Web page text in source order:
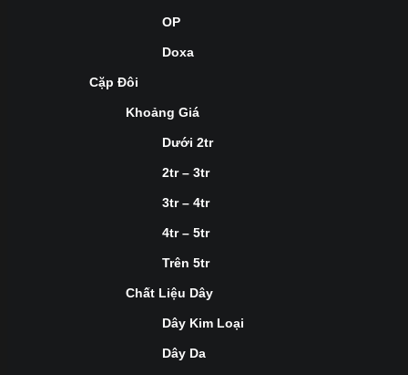
OP
Doxa
Cặp Đôi
Khoảng Giá
Dưới 2tr
2tr – 3tr
3tr – 4tr
4tr – 5tr
Trên 5tr
Chất Liệu Dây
Dây Kim Loại
Dây Da